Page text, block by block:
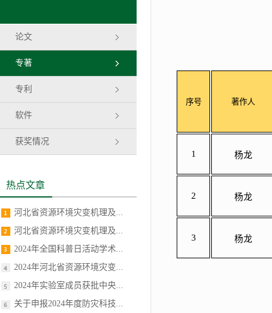
论文
专著
专利
软件
获奖情况
热点文章
河北省资源环境灾变机理及...
河北省资源环境灾变机理及...
2024年全国科普日活动学术...
2024年河北省资源环境灾变...
2024年实验室成员获批中央...
关于申报2024年度防灾科技...
序号 著作人
1 杨龙
2 杨龙
3 杨龙